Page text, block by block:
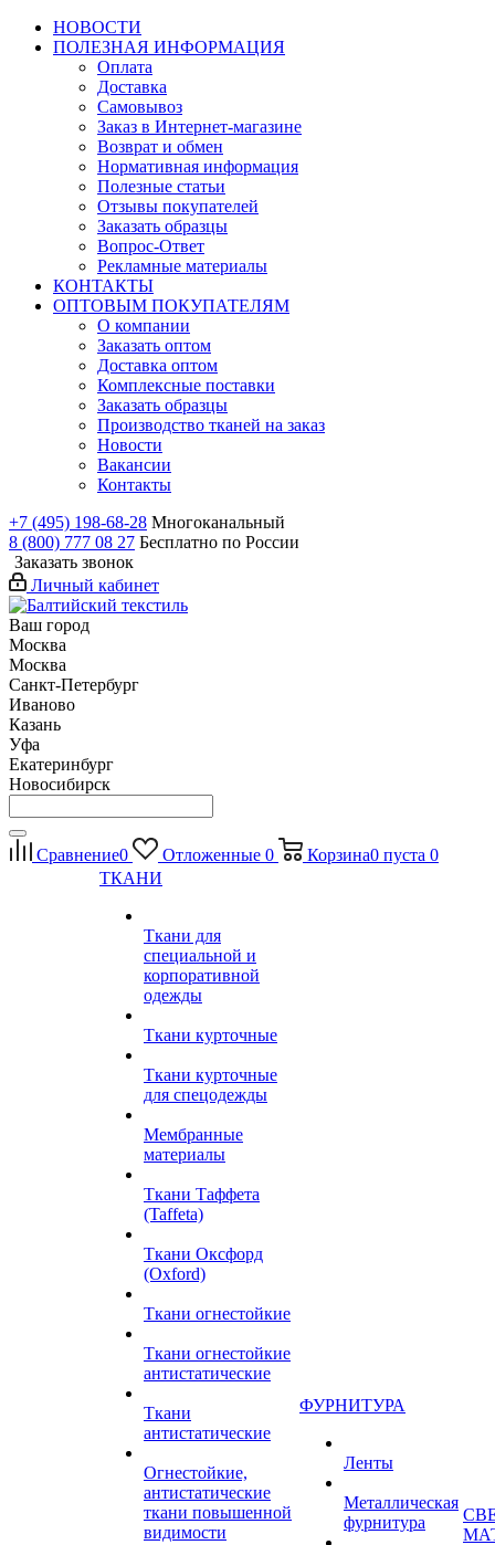
НОВОСТИ
ПОЛЕЗНАЯ ИНФОРМАЦИЯ
Оплата
Доставка
Самовывоз
Заказ в Интернет-магазине
Возврат и обмен
Нормативная информация
Полезные статьи
Отзывы покупателей
Заказать образцы
Вопрос-Ответ
Рекламные материалы
КОНТАКТЫ
ОПТОВЫМ ПОКУПАТЕЛЯМ
О компании
Заказать оптом
Доставка оптом
Комплексные поставки
Заказать образцы
Производство тканей на заказ
Новости
Вакансии
Контакты
+7 (495) 198-68-28 Многоканальный
8 (800) 777 08 27 Бесплатно по России
Заказать звонок
Личный кабинет
Ваш город
Москва
Москва
Санкт-Петербург
Иваново
Казань
Уфа
Екатеринбург
Новосибирск
Сравнение0 Отложенные 0 Корзина0 пуста 0
ТКАНИ
Ткани для
специальной и
корпоративной
одежды
Ткани курточные
Ткани курточные
для спецодежды
Мембранные
материалы
Ткани Таффета
(Taffeta)
Ткани Оксфорд
(Oxford)
Ткани огнестойкие
Ткани огнестойкие
антистатические
Ткани
антистатические
Огнестойкие,
антистатические
ткани повышенной
видимости
ФУРНИТУРА
Ленты
Металлическая
фурнитура